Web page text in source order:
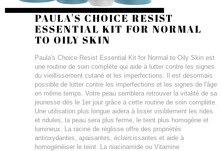
PAULA'S CHOICE RESIST
ESSENTIAL KIT FOR NORMAL
TO OILY SKIN
Paula's Choice Resist Essential Kit for Normal to Oily Skin est
une routine de soin complète qui aide à lutter contre les signes
du vieillissement cutané et les imperfections. Il est désormais
possible de lutter contre les imperfections et les signes de l'âge
en même temps. Votre peau semblera retrouver la vitalité de sa
jeunesse dès le 1er jour grâce à cette routine de soin complète.
Une utilisation plus longue aidera à lisser visiblement les rides
et ridules, la peau sera plus ferme, le teint plus homogène et
lumineux. La racine de réglisse offre des propriétés
antioxydantes, apaisantes, éclaircissantes et aide à
homogénéiser le teint. La niacinamide ou Vitamine